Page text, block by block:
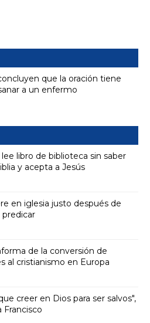
que la oración tiene
a un enfermo
libro de biblioteca sin saber
y acepta a Jesús
en iglesia justo después de
de la conversión de
al cristianismo en Europa
creer en Dios para ser salvos",
Francisco